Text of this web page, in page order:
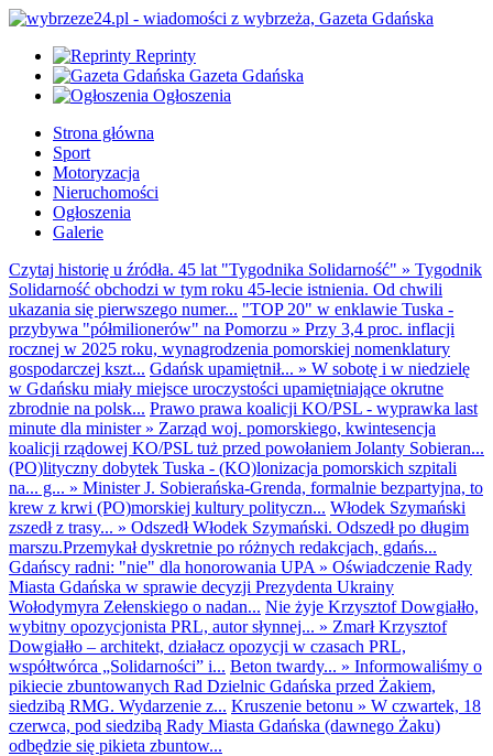
Reprinty
Gazeta Gdańska
Ogłoszenia
Strona główna
Sport
Motoryzacja
Nieruchomości
Ogłoszenia
Galerie
Czytaj historię u źródła. 45 lat "Tygodnika Solidarność" » Tygodnik
Solidarność obchodzi w tym roku 45-lecie istnienia. Od chwili
ukazania się pierwszego numer... "TOP 20" w enklawie Tuska -
przybywa "półmilionerów" na Pomorzu » Przy 3,4 proc. inflacji
rocznej w 2025 roku, wynagrodzenia pomorskiej nomenklatury
gospodarczej kszt... Gdańsk upamiętnił... » W sobotę i w niedzielę
w Gdańsku miały miejsce uroczystości upamiętniające okrutne
zbrodnie na polsk... Prawo prawa koalicji KO/PSL - wyprawka last
minute dla minister» Zarząd woj. pomorskiego, kwintesencja
koalicji rządowej KO/PSL tuż przed powołaniem Jolanty Sobieran...
(PO)lityczny dobytek Tuska - (KO)lonizacja pomorskich szpitali
na... g... » Minister J. Sobierańska-Grenda, formalnie bezpartyjna, to
krew z krwi (PO)morskiej kultury polityczn... Włodek Szymański
zszedł z trasy... » Odszedł Włodek Szymański. Odszedł po długim
marszu.Przemykał dyskretnie po różnych redakcjach, gdańs...
Gdańscy radni: "nie" dla honorowania UPA » Oświadczenie Rady
Miasta Gdańska w sprawie decyzji Prezydenta Ukrainy
Wołodymyra Zełenskiego o nadan... Nie żyje Krzysztof Dowgiałło,
wybitny opozycjonista PRL, autor słynnej... » Zmarł Krzysztof
Dowgiałło – architekt, działacz opozycji w czasach PRL,
współtwórca „Solidarności” i... Beton twardy... » Informowaliśmy o
pikiecie zbuntowanych Rad Dzielnic Gdańska przed Żakiem,
siedzibą RMG. Wydarzenie z... Kruszenie betonu » W czwartek, 18
czerwca, pod siedzibą Rady Miasta Gdańska (dawnego Żaku)
odbędzie się pikieta zbuntow...